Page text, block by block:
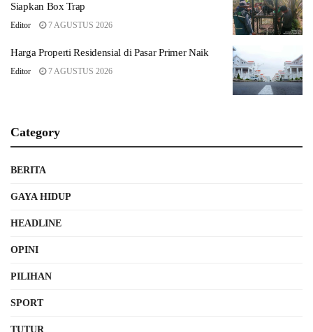
Siapkan Box Trap
Editor 7 AGUSTUS 2026
Harga Properti Residensial di Pasar Primer Naik
Editor 7 AGUSTUS 2026
Category
BERITA
GAYA HIDUP
HEADLINE
OPINI
PILIHAN
SPORT
TUTUR